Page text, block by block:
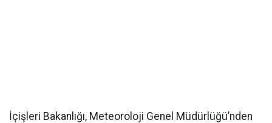
İçişleri Bakanlığı, Meteoroloji Genel Müdürlüğü’nden